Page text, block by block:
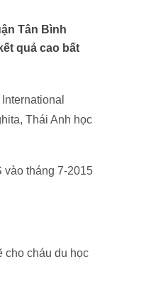
Tân Bình
quả cao bất
Thái Anh học
vào tháng 7-2015
cho cháu du học